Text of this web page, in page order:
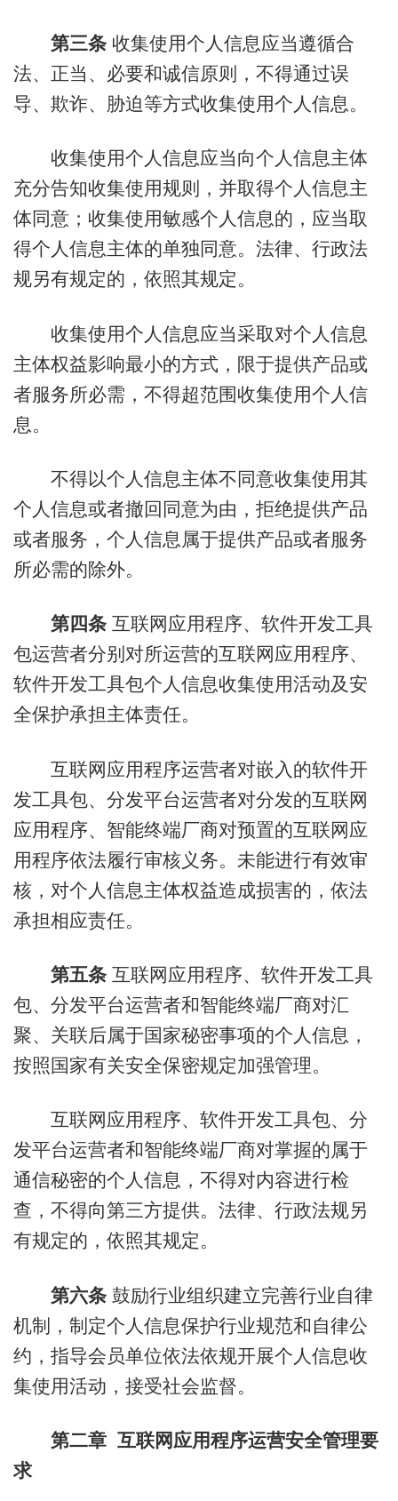
第三条收集使用个人信息应当遵循合
法、正当、必要和诚信原则，不得通过误
导、欺诈、胁迫等方式收集使用个人信息。
收集使用个人信息应当向个人信息主体
充分告知收集使用规则，并取得个人信息主
体同意；收集使用敏感个人信息的，应当取
得个人信息主体的单独同意。法律、行政法
规另有规定的，依照其规定。
收集使用个人信息应当采取对个人信息
主体权益影响最小的方式，限于提供产品或
者服务所必需，不得超范围收集使用个人信
息。
不得以个人信息主体不同意收集使用其
个人信息或者撤回同意为由，拒绝提供产品
或者服务，个人信息属于提供产品或者服务
所必需的除外。
第四条互联网应用程序、软件开发工具
包运营者分别对所运营的互联网应用程序、
软件开发工具包个人信息收集使用活动及安
全保护承担主体责任。
互联网应用程序运营者对嵌入的软件开
发工具包、分发平台运营者对分发的互联网
应用程序、智能终端厂商对预置的互联网应
用程序依法履行审核义务。未能进行有效审
核，对个人信息主体权益造成损害的，依法
承担相应责任。
第五条互联网应用程序、软件开发工具
包、分发平台运营者和智能终端厂商对汇
聚、关联后属于国家秘密事项的个人信息，
按照国家有关安全保密规定加强管理。
互联网应用程序、软件开发工具包、分
发平台运营者和智能终端厂商对掌握的属于
通信秘密的个人信息，不得对内容进行检
查，不得向第三方提供。法律、行政法规另
有规定的，依照其规定。
第六条鼓励行业组织建立完善行业自律
机制，制定个人信息保护行业规范和自律公
约，指导会员单位依法依规开展个人信息收
集使用活动，接受社会监督。
第二章 互联网应用程序运营安全管理要
求